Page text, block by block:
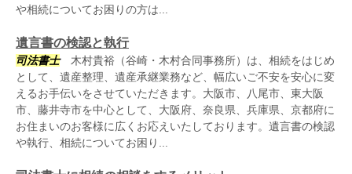
や相続についてお困りの方は...
遺言書の検認と執行
司法書士木村貴裕（谷崎・木村合同事務所）は、相続をはじめ
として、遺産整理、遺産承継業務など、幅広いご不安を安心に変
えるお手伝いをさせていただきます。大阪市、八尾市、東大阪
市、藤井寺市を中心として、大阪府、奈良県、兵庫県、京都府に
お住まいのお客様に広くお応えいたしております。遺言書の検認
や執行、相続についてお困り...